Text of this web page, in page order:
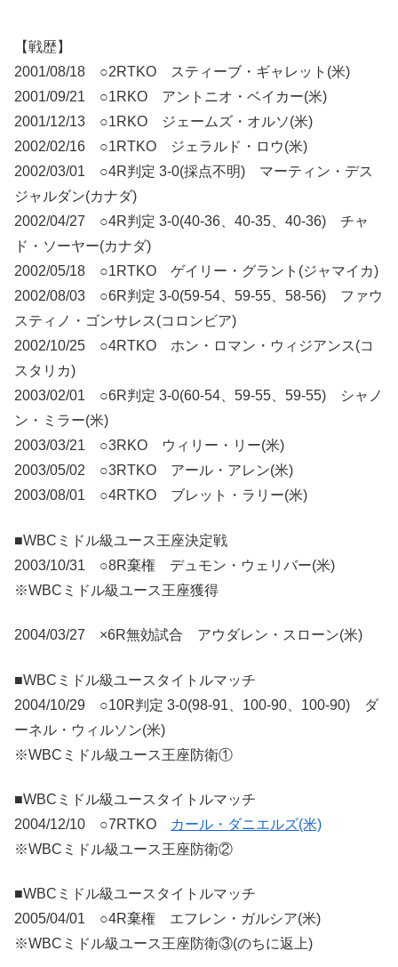
【戦歴】
2001/08/18 ○2RTKO スティーブ・ギャレット(米)
2001/09/21 ○1RKO アントニオ・ベイカー(米)
2001/12/13 ○1RKO ジェームズ・オルソ(米)
2002/02/16 ○1RTKO ジェラルド・ロウ(米)
2002/03/01 ○4R判定 3-0(採点不明) マーティン・デス
ジャルダン(カナダ)
2002/04/27 ○4R判定 3-0(40-36、40-35、40-36) チャ
ド・ソーヤー(カナダ)
2002/05/18 ○1RTKO ゲイリー・グラント(ジャマイカ)
2002/08/03 ○6R判定 3-0(59-54、59-55、58-56) ファウ
スティノ・ゴンサレス(コロンビア)
2002/10/25 ○4RTKO ホン・ロマン・ウィジアンス(コ
スタリカ)
2003/02/01 ○6R判定 3-0(60-54、59-55、59-55) シャノ
ン・ミラー(米)
2003/03/21 ○3RKO ウィリー・リー(米)
2003/05/02 ○3RTKO アール・アレン(米)
2003/08/01 ○4RTKO ブレット・ラリー(米)
■WBCミドル級ユース王座決定戦
2003/10/31 ○8R棄権 デュモン・ウェリバー(米)
※WBCミドル級ユース王座獲得
2004/03/27 ×6R無効試合 アウダレン・スローン(米)
■WBCミドル級ユースタイトルマッチ
2004/10/29 ○10R判定 3-0(98-91、100-90、100-90) ダ
ーネル・ウィルソン(米)
※WBCミドル級ユース王座防衛①
■WBCミドル級ユースタイトルマッチ
2004/12/10 ○7RTKO
カール・ダニエルズ(米)
※WBCミドル級ユース王座防衛②
■WBCミドル級ユースタイトルマッチ
2005/04/01 ○4R棄権 エフレン・ガルシア(米)
※WBCミドル級ユース王座防衛③(のちに返上)